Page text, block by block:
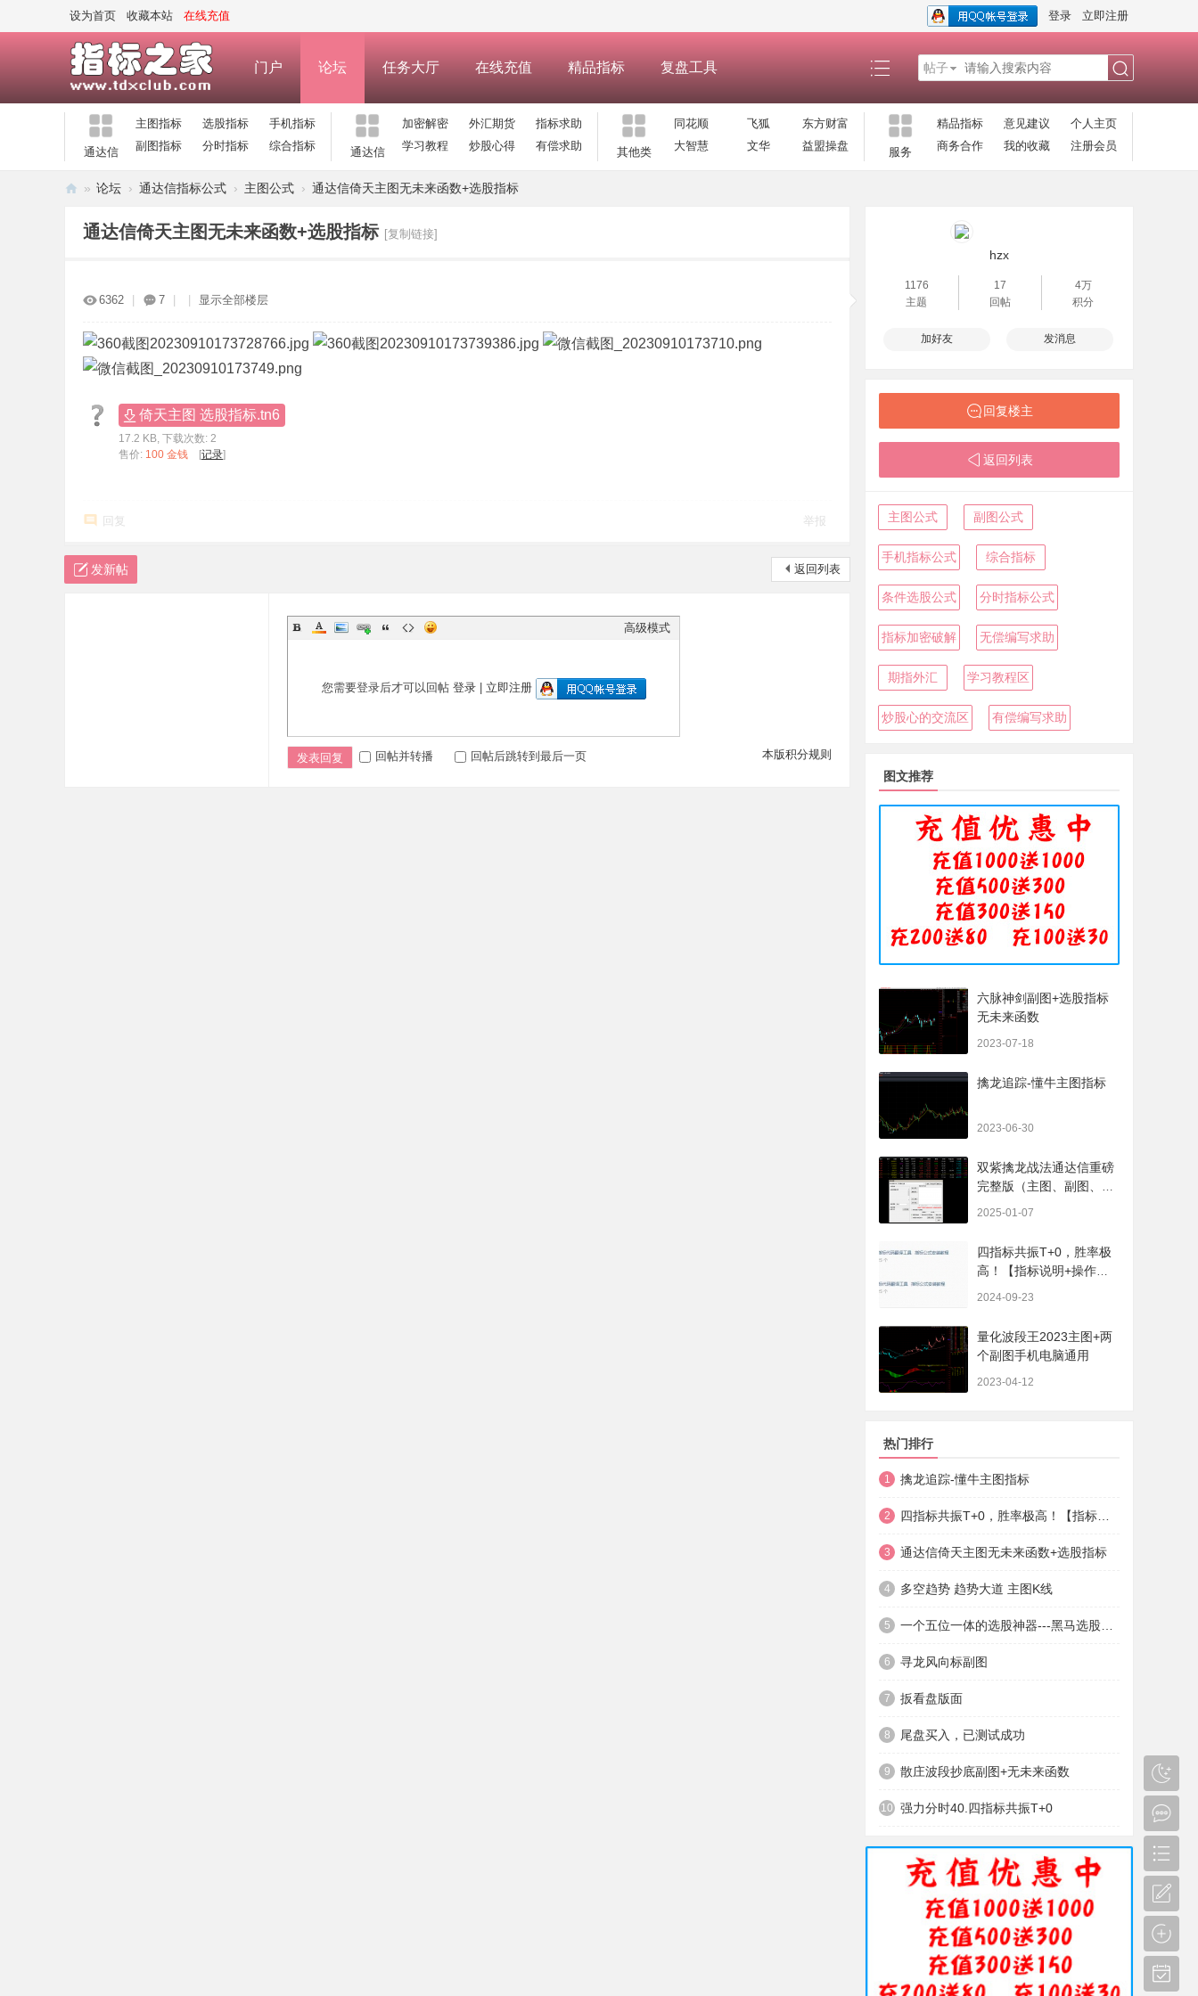
设为首页 收藏本站 在线充值 登录 立即注册
门户 论坛 任务大厅 在线充值 精品指标 复盘工具 帖子
通达信
主图指标 选股指标
手机指标
副图指标
分时指标 综合指标 通达信
加密解密 外汇期货
指标求助
学习教程
炒股心得 有偿求助 其他类
同花顺 飞狐
东方财富
大智慧
文华 益盟操盘 服务
精品指标 意见建议
个人主页
商务合作
我的收藏 注册会员
享
» 论坛 › 通达信指标公式 › 主图公式 › 通达信倚天主图无未来函数+选股指标
通达信倚天主图无未来函数+选股指标 [复制链接]
6362 7 显示全部楼层
倚天主图 选股指标.tn6
17.2 KB, 下载次数: 2
售价: 100 金钱 [记录]
回复 举报
返回列表
发新帖
高级模式
您需要登录后才可以回帖 登录| 立即注册
本版积分规则
发表回复 回帖并转播 回帖后跳转到最后一页
hzx
1176
主题
17
回帖
4万
积分
加好友 发消息
回复楼主
返回列表
主图公式 副图公式
手机指标公式 综合指标
条件选股公式 分时指标公式
指标加密破解 无偿编写求助
期指外汇 学习教程区
炒股心的交流区 有偿编写求助
图文推荐
六脉神剑副图+选股指标
无未来函数
2023-07-18
擒龙追踪-懂牛主图指标
2023-06-30
双紫擒龙战法通达信重磅
完整版（主图、副图、排
2025-01-07
四指标共振T+0，胜率极
高！【指标说明+操作方
2024-09-23
量化波段王2023主图+两
个副图手机电脑通用
2023-04-12
热门排行
1 擒龙追踪-懂牛主图指标
2
3 通达信倚天主图无未来函数+选股指标
4 多空趋势 趋势大道 主图K线
5
6 寻龙风向标副图
7 扳看盘版面
8 尾盘买入，已测试成功
9 散庄波段抄底副图+无未来函数
10 强力分时40.四指标共振T+0